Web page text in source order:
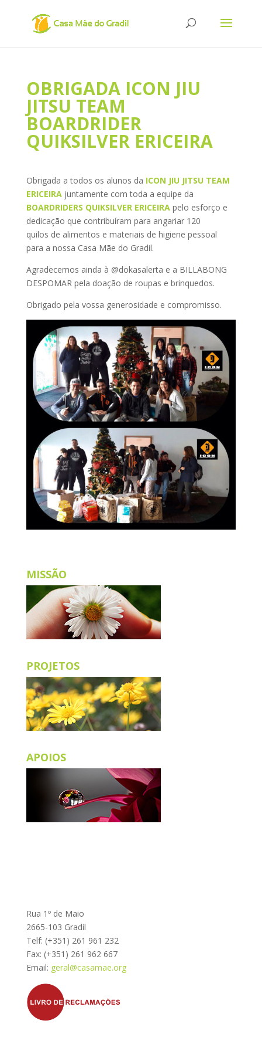
OBRIGADA ICON JIU
JITSU TEAM
BOARDRIDER
QUIKSILVER ERICEIRA
Obrigada a todos os alunos da ICON JIU JITSU TEAM
ERICEIRAjuntamente com toda a equipe da
BOARDRIDERS QUIKSILVER ERICEIRApelo esforço e
dedicação que contribuíram para angariar120
quilos de alimentos e materiais de higiene pessoal
para a nossa Casa Mãe do Gradil.
Agradecemos ainda à @dokasalerta e a BILLABONG
DESPOMAR pela doação de roupas e brinquedos.
Obrigado pela vossa generosidade e compromisso.
MISSÃO
PROJETOS
APOIOS
Rua 1º de Maio
2665-103 Gradil
Telf: (+351) 261 961 232
Fax: (+351) 261 962 667
Email: geral@casamae.org